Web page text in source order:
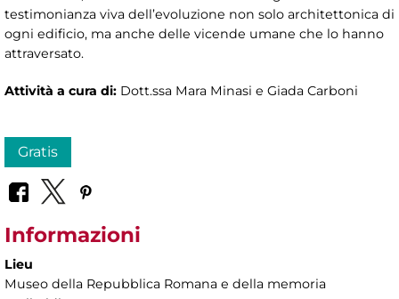
testimonianza viva dell’evoluzione non solo architettonica di
ogni edificio, ma anche delle vicende umane che lo hanno
attraversato.
Attività a cura di: Dott.ssa Mara Minasi e Giada Carboni
Gratis
Informazioni
Lieu
Museo della Repubblica Romana e della memoria